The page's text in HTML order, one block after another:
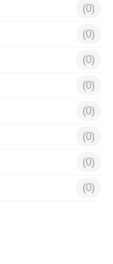
(0)
(0)
(0)
(0)
(0)
(0)
(0)
(0)